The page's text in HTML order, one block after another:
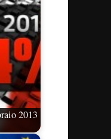
2013